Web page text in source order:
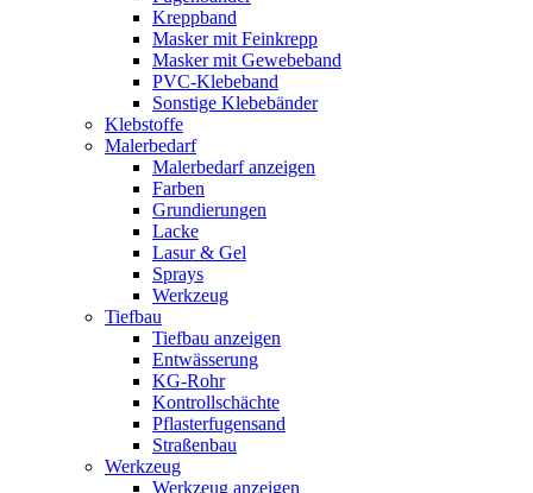
Kreppband
Masker mit Feinkrepp
Masker mit Gewebeband
PVC-Klebeband
Sonstige Klebebänder
Klebstoffe
Malerbedarf
Malerbedarf anzeigen
Farben
Grundierungen
Lacke
Lasur & Gel
Sprays
Werkzeug
Tiefbau
Tiefbau anzeigen
Entwässerung
KG-Rohr
Kontrollschächte
Pflasterfugensand
Straßenbau
Werkzeug
Werkzeug anzeigen